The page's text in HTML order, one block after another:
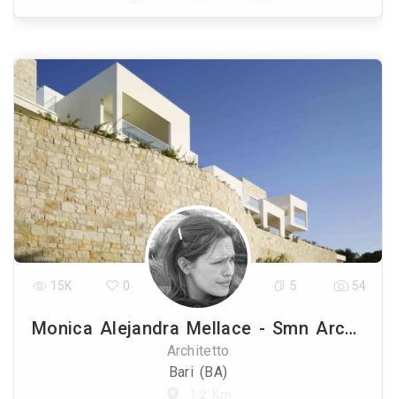
Monica Alejandra Mellace - Smn Architetti
Architetto
Bari (BA)
15K 0 5 54